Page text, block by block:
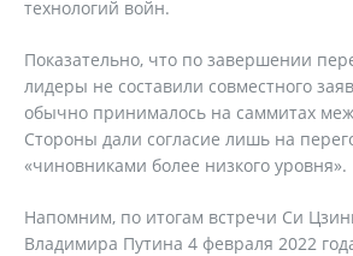
технологий войн.
Показательно, что по завершении
лидеры не составили совместного
обычно принималось на саммитах
Стороны дали согласие лишь на
«чиновниками более низкого уровня».
Напомним, по итогам встречи Си
Владимира Путина 4 февраля 2022